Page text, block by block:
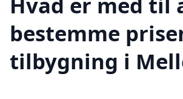
bestemme
tilbygning i